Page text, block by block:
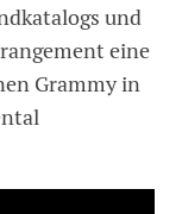
und
eine
Grammy in